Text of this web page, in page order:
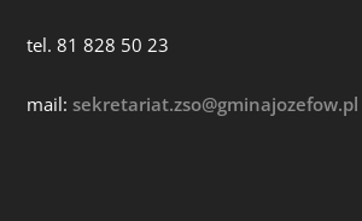
tel. 81 828 50 23
mail:sekretariat.zso@gminajozefow.pl